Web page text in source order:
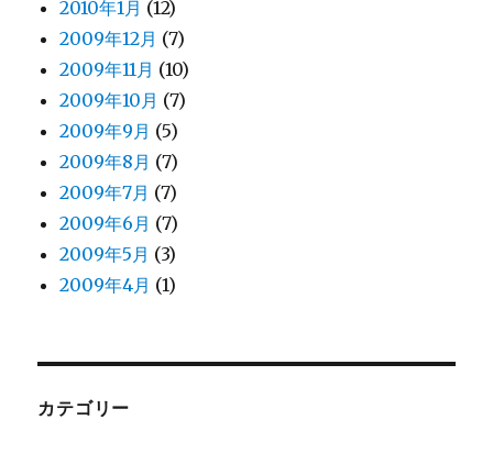
2010年1月 (12)
2009年12月 (7)
2009年11月 (10)
2009年10月 (7)
2009年9月 (5)
2009年8月 (7)
2009年7月 (7)
2009年6月 (7)
2009年5月 (3)
2009年4月 (1)
カテゴリー